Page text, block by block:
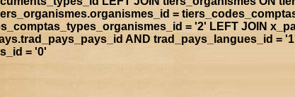
=
= '2' LEFT JOIN
AND trad_pays_langues_id =
= '0'